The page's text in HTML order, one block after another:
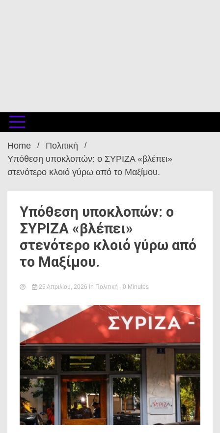
Home
Πολιτική
Υπόθεση υποκλοπών: ο ΣΥΡΙΖΑ «βλέπει»
στενότερο κλοιό γύρω από το Μαξίμου.
Υπόθεση υποκλοπών: ο
ΣΥΡΙΖΑ «βλέπει»
στενότερο κλοιό γύρω από
το Μαξίμου.
25 Απριλίου, 2026 in Πολιτική - 0 Minutes